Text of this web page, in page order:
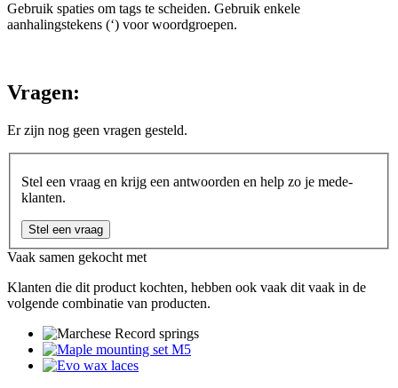
Gebruik spaties om tags te scheiden. Gebruik enkele
aanhalingstekens (‘) voor woordgroepen.
Vragen:
Er zijn nog geen vragen gesteld.
Stel een vraag en krijg een antwoorden en help zo je mede-
klanten.
Stel een vraag
Vaak samen gekocht met
Klanten die dit product kochten, hebben ook vaak dit vaak in de
volgende combinatie van producten.